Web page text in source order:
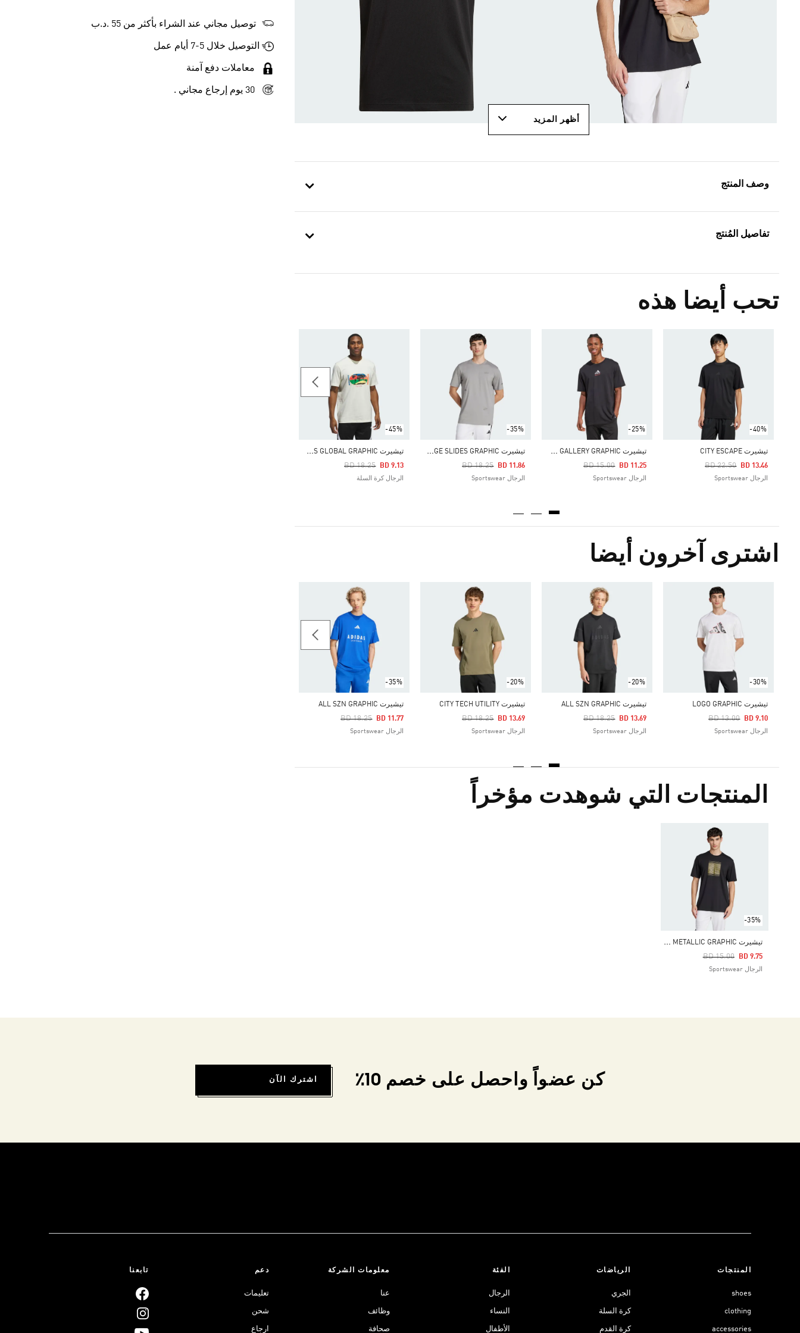
أظهر المزيد
وصف المنتج
تفاصيل المُنتج
تحب أيضا هذه
-40%
تيشيرت CITY ESCAPE
Price Reduced From
BD 22.50
To BD 13.46
الرجال Sportswear
-25%
ت
يشيرت MEMORIES OF SPORT GALLERY GRAPHIC
Price Reduced From
BD 15.00
To BD 11.25
الرجال Sportswear
-35%
ت
يشيرت LOUNGE SLIDES GRAPHIC
Price Reduced From
BD 18.25
To BD 11.86
الرجال Sportswear
-45%
ت
يشيرت WORLDWIDE HOOPS GLOBAL GRAPHIC
Price Reduced From
BD 18.25
To BD 9.13
الرجال كرة السلة
Price Reduced From
اشترى آخرون أيضا
-30%
تيشيرت LOGO GRAPHIC
Price Reduced From
BD 13.00
To BD 9.10
الرجال Sportswear
-20%
تيشيرت ALL SZN GRAPHIC
Price Reduced From
BD 18.25
To BD 13.69
الرجال Sportswear
-20%
تيشيرت CITY TECH UTILITY
Price Reduced From
BD 18.25
To BD 13.69
الرجال Sportswear
-35%
تيشيرت ALL SZN GRAPHIC
Price Reduced From
BD 18.25
To BD 11.77
الرجال Sportswear
Price Reduced From
المنتجات التي شوهدت مؤخراً
-35%
ت
يشيرت TECH METALLIC GRAPHIC
Price Reduced From
BD 15.00
To BD 9.75
الرجال Sportswear
توصيل مجاني عند الشراء بأكثر من 55 .د.ب‎
التوصيل خلال 5-7 أيام عمل
معاملات دفع آمنة
30 يوم إرجاع مجاني .
كن عضواً واحصل على خصم 10٪ اشترك الآن
المنتجات
shoes
clothing
accessories
الرياضات
الجري
كرة السلة
كرة القدم
الفئة
الرجال
النساء
الأطفال
معلومات الشركة
عنا
وظائف
صحافة
دعم
تعليمات
شحن
ارجاع
تابعنا